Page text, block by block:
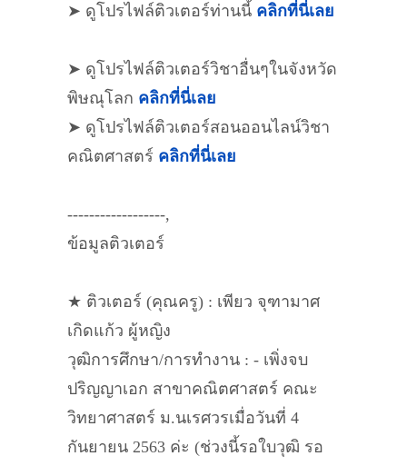
➤ ดูโปรไฟล์ติวเตอร์ท่านนี้ คลิกที่นี่เลย
➤ ดูโปรไฟล์ติวเตอร์วิชาอื่นๆในจังหวัด
พิษณุโลก คลิกที่นี่เลย
➤ ดูโปรไฟล์ติวเตอร์สอนออนไลน์วิชา
คณิตศาสตร์ คลิกที่นี่เลย
------------------,
ข้อมูลติวเตอร์
★ ติวเตอร์ (คุณครู) : เพียว จุฑามาศ
เกิดแก้ว ผู้หญิง
วุฒิการศึกษา/การทำงาน : - เพิ่งจบ
ปริญญาเอก สาขาคณิตศาสตร์ คณะ
วิทยาศาสตร์ ม.นเรศวรเมื่อวันที่ 4
กันยายน 2563 ค่ะ (ช่วงนี้รอใบวุฒิ รอ